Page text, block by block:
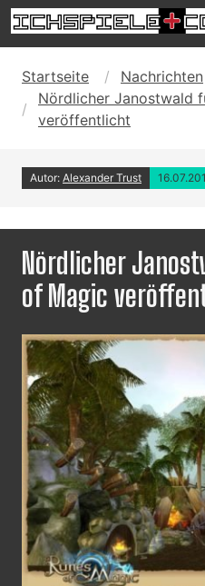
Startseite
Nachrichten
Nördlicher Janostwald
veröffentlicht
Autor: Alexander Trust
Nördlicher
of Magic